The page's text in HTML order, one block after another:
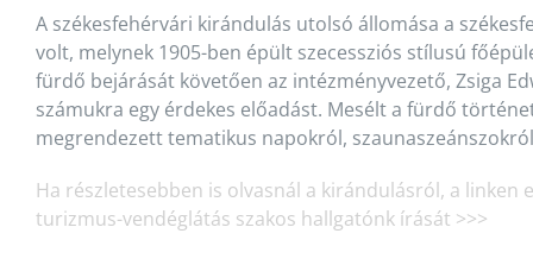
A székesfehérvári kirándulás utolsó állomása a
volt, melynek 1905-ben épült szecessziós stílusú
fürdő bejárását követően az intézményvezető, Zsiga
számukra egy érdekes előadást. Mesélt a fürdő
megrendezett tematikus napokról,
Ha részletesebben is olvasnál a kirándulásról, a linken
turizmus-vendéglátás szakos hallgatónk írását >>>